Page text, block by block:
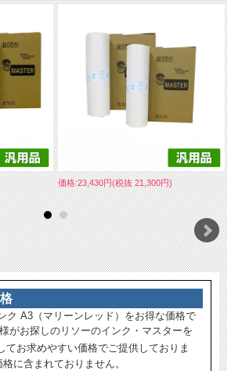
価格:23,430円(税抜 21,300円)
ク A3（マリーンレッド）をお得な価格で
がお探しのリソーのインク・マスターを
てお求めやすい価格でご提供しておりま
に含まれておりません。